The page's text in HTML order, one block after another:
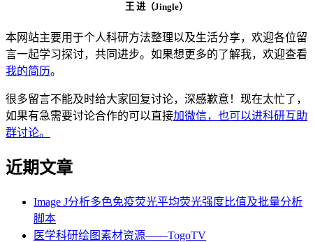
王 进（Jingle）
本网站主要用于个人科研方法整理以及生活分享，欢迎各位留
言一起学习探讨，共同进步。如果想更多的了解我，欢迎查看
我的简历。
很多留言不能及时给大家回复讨论，深感歉意！现在太忙了，
如果有急需要讨论合作的可以直接加微信，也可以进科研互助
群讨论。
近期文章
Image J分析多色免疫荧光平均荧光强度比值及批量分析
脚本
医学科研绘图素材资源——TogoTV